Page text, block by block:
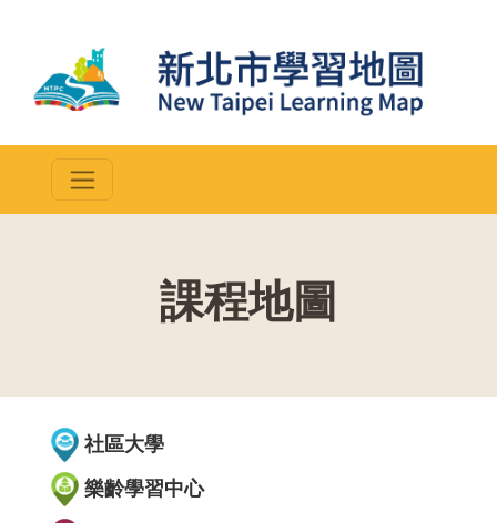
課程地圖
社區大學
樂齡學習中心